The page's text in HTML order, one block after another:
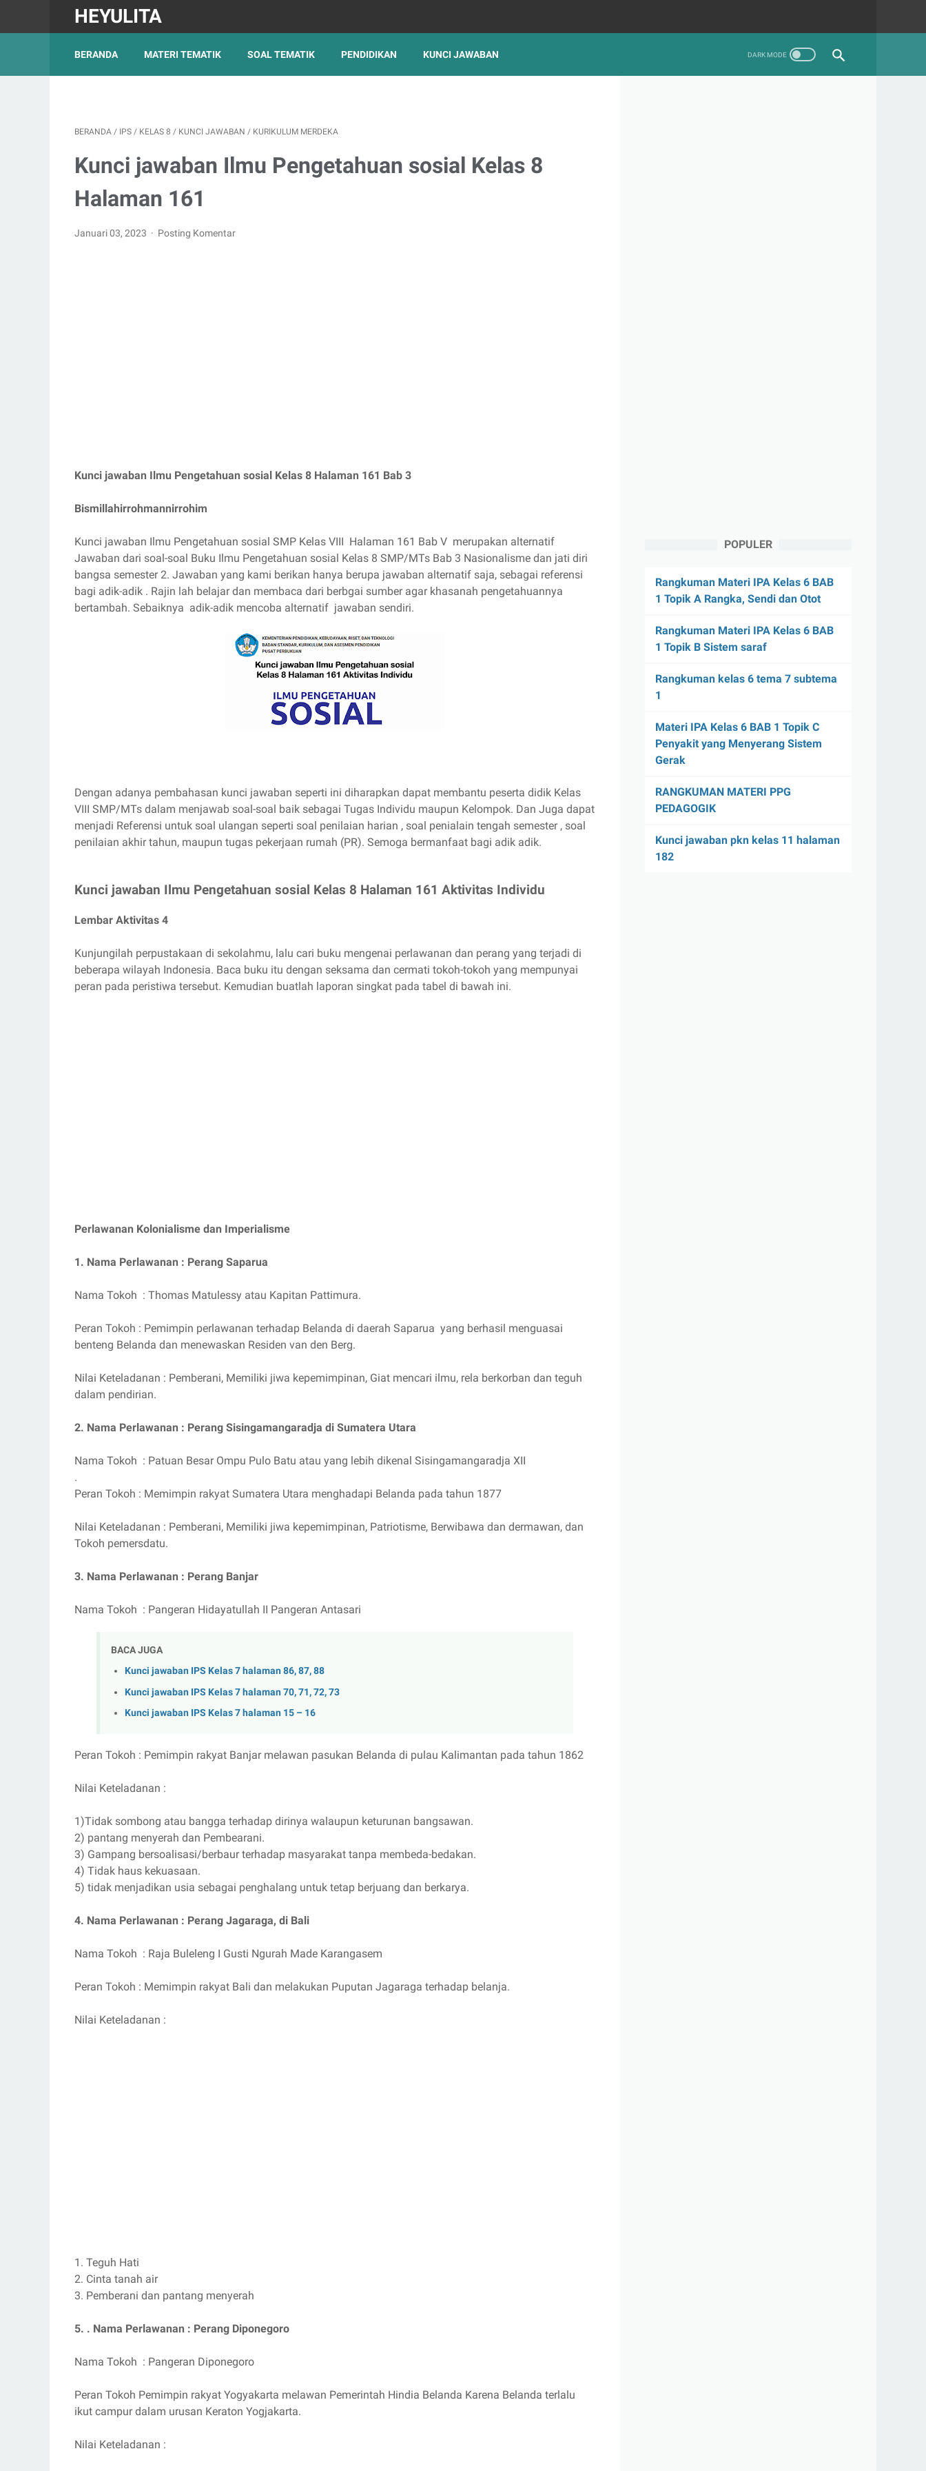
HEYULITA
BERANDA MATERI TEMATIK SOAL TEMATIK PENDIDIKAN KUNCI JAWABAN
BERANDA / IPS / KELAS 8 / KUNCI JAWABAN / KURIKULUM MERDEKA
Kunci jawaban Ilmu Pengetahuan sosial Kelas 8
Halaman 161
Januari 03, 2023 Posting Komentar
Kunci jawaban Ilmu Pengetahuan sosial Kelas 8 Halaman 161 Bab 3
Bismillahirrohmannirrohim
Kunci jawaban Ilmu Pengetahuan sosial SMP Kelas VIII Halaman 161 Bab V merupakan alternatif
Jawaban dari soal-soal Buku Ilmu Pengetahuan sosial Kelas 8 SMP/MTs Bab 3 Nasionalisme dan jati diri
bangsa semester 2. Jawaban yang kami berikan hanya berupa jawaban alternatif saja, sebagai referensi
bagi adik-adik . Rajin lah belajar dan membaca dari berbgai sumber agar khasanah pengetahuannya
bertambah. Sebaiknya adik-adik mencoba alternatif jawaban sendiri.
Dengan adanya pembahasan kunci jawaban seperti ini diharapkan dapat membantu peserta didik Kelas
VIII SMP/MTs dalam menjawab soal-soal baik sebagai Tugas Individu maupun Kelompok. Dan Juga dapat
menjadi Referensi untuk soal ulangan seperti soal penilaian harian , soal penialain tengah semester , soal
penilaian akhir tahun, maupun tugas pekerjaan rumah (PR). Semoga bermanfaat bagi adik adik.
Kunci jawaban Ilmu Pengetahuan sosial Kelas 8 Halaman 161 Aktivitas Individu
Lembar Aktivitas 4
Kunjungilah perpustakaan di sekolahmu, lalu cari buku mengenai perlawanan dan perang yang terjadi di
beberapa wilayah Indonesia. Baca buku itu dengan seksama dan cermati tokoh-tokoh yang mempunyai
peran pada peristiwa tersebut. Kemudian buatlah laporan singkat pada tabel di bawah ini.
Perlawanan Kolonialisme dan Imperialisme
1. Nama Perlawanan : Perang Saparua
Nama Tokoh : Thomas Matulessy atau Kapitan Pattimura.
Peran Tokoh : Pemimpin perlawanan terhadap Belanda di daerah Saparua yang berhasil menguasai
benteng Belanda dan menewaskan Residen van den Berg.
Nilai Keteladanan : Pemberani, Memiliki jiwa kepemimpinan, Giat mencari ilmu, rela berkorban dan teguh
dalam pendirian.
2. Nama Perlawanan : Perang Sisingamangaradja di Sumatera Utara
Nama Tokoh : Patuan Besar Ompu Pulo Batu atau yang lebih dikenal Sisingamangaradja XII
.
Peran Tokoh : Memimpin rakyat Sumatera Utara menghadapi Belanda pada tahun 1877
Nilai Keteladanan : Pemberani, Memiliki jiwa kepemimpinan, Patriotisme, Berwibawa dan dermawan, dan
Tokoh pemersdatu.
3. Nama Perlawanan : Perang Banjar
Nama Tokoh : Pangeran Hidayatullah II Pangeran Antasari
BACA JUGA
Kunci jawaban IPS Kelas 7 halaman 86, 87, 88
Kunci jawaban IPS Kelas 7 halaman 70, 71, 72, 73
Kunci jawaban IPS Kelas 7 halaman 15 – 16
Peran Tokoh : Pemimpin rakyat Banjar melawan pasukan Belanda di pulau Kalimantan pada tahun 1862
Nilai Keteladanan :
1)Tidak sombong atau bangga terhadap dirinya walaupun keturunan bangsawan.
2) pantang menyerah dan Pembearani.
3) Gampang bersoalisasi/berbaur terhadap masyarakat tanpa membeda-bedakan.
4) Tidak haus kekuasaan.
5) tidak menjadikan usia sebagai penghalang untuk tetap berjuang dan berkarya.
4. Nama Perlawanan : Perang Jagaraga, di Bali
Nama Tokoh : Raja Buleleng I Gusti Ngurah Made Karangasem
Peran Tokoh : Memimpin rakyat Bali dan melakukan Puputan Jagaraga terhadap belanja.
Nilai Keteladanan :
1. Teguh Hati
2. Cinta tanah air
3. Pemberani dan pantang menyerah
5. . Nama Perlawanan : Perang Diponegoro
Nama Tokoh : Pangeran Diponegoro
Peran Tokoh Pemimpin rakyat Yogyakarta melawan Pemerintah Hindia Belanda Karena Belanda terlalu
ikut campur dalam urusan Keraton Yogjakarta.
Nilai Keteladanan :
POPULER
Rangkuman Materi IPA Kelas 6 BAB
1 Topik A Rangka, Sendi dan Otot
Rangkuman Materi IPA Kelas 6 BAB
1 Topik B Sistem saraf
Rangkuman kelas 6 tema 7 subtema
1
Materi IPA Kelas 6 BAB 1 Topik C
Penyakit yang Menyerang Sistem
Gerak
RANGKUMAN MATERI PPG
PEDAGOGIK
Kunci jawaban pkn kelas 11 halaman
182